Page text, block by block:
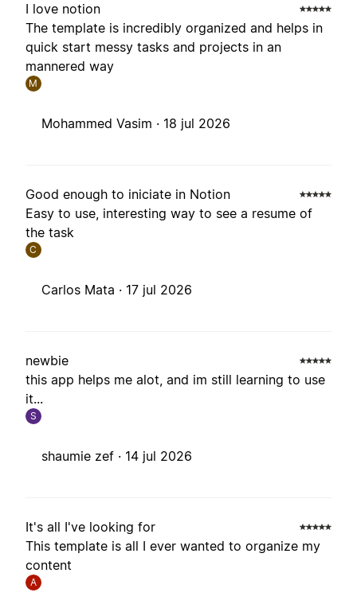
I love notion
The template is incredibly organized and helps in
quick start messy tasks and projects in an
mannered way
M
Mohammed Vasim · 18 jul 2026
Good enough to iniciate in Notion
Easy to use, interesting way to see a resume of
the task
C
Carlos Mata · 17 jul 2026
newbie
this app helps me alot, and im still learning to use
it...
S
shaumie zef · 14 jul 2026
It's all I've looking for
This template is all I ever wanted to organize my
content
A